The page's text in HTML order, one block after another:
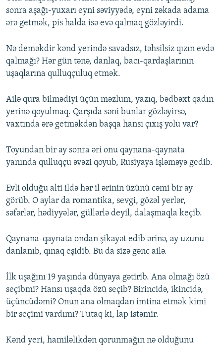
sonra aşağı-yuxarı eyni səviyyədə, eyni zəkada adama
ərə getmək, pis halda isə evə qalmaq gözləyirdi.
Nə deməkdir kənd yerində savadsız, təhsilsiz qızın evdə
qalmağı? Hər gün tənə, danlaq, bacı-qardaşlarının
uşaqlarına qulluqçuluq etmək.
Ailə qura bilmədiyi üçün məzlum, yazıq, bədbəxt qadın
yerinə qoyulmaq. Qarşıda səni bunlar gözləyirsə,
vaxtında ərə getməkdən başqa hansı çıxış yolu var?
Toyundan bir ay sonra əri onu qaynana-qaynata
yanında qulluqçu əvəzi qoyub, Rusiyaya işləməyə gedib.
Evli olduğu alti ildə hər il ərinin üzünü cəmi bir ay
görüb. O aylar da romantika, sevgi, gözəl yerlər,
səfərlər, hədiyyələr, güllərlə deyil, dalaşmaqla keçib.
Qaynana-qaynata ondan şikayət edib ərinə, ay uzunu
danlanıb, qınaq eşidib. Bu da sizə gənc ailə.
İlk uşağını 19 yaşında dünyaya gətirib. Ana olmağı özü
seçibmi? Hansı uşaqda özü seçib? Birincidə, ikincidə,
üçüncüdəmi? Onun ana olmaqdan imtina etmək kimi
bir seçimi vardımı? Tutaq ki, lap istəmir.
Kənd yeri, hamiləlikdən qorunmağın nə olduğunu